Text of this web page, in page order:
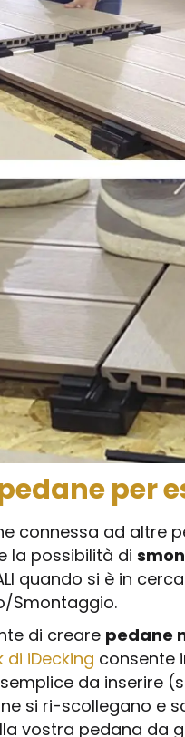
per
connessa ad altre
la possibilità di
quando si è in
Smontaggio.
di creare pedane
di iDecking consente
da inserire
si ri-scollegano e
vostra pedana da